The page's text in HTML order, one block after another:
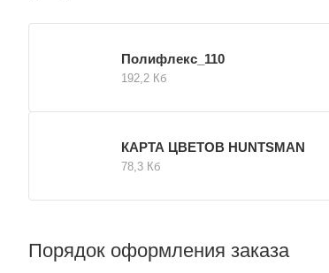
Полифлекс_110
192,2 Кб
КАРТА ЦВЕТОВ HUNTSMAN
78,3 Кб
Порядок оформления заказа